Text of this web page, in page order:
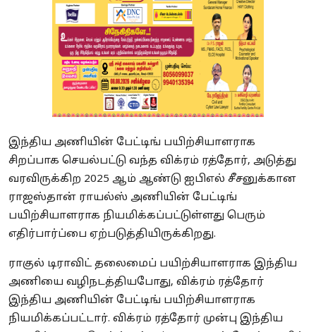
இந்திய அணியின் பேட்டிங் பயிற்சியாளராக
சிறப்பாக செயல்பட்டு வந்த விக்ரம் ரத்தோர், அடுத்து
வரவிருக்கிற 2025 ஆம் ஆண்டு ஐபிஎல் சீசனுக்கான
ராஜஸ்தான் ராயல்ஸ் அணியின் பேட்டிங்
பயிற்சியாளராக நியமிக்கப்பட்டுள்ளது பெரும்
எதிர்பார்ப்பை ஏற்படுத்தியிருக்கிறது.
ராகுல் டிராவிட் தலைமைப் பயிற்சியாளராக இந்திய
அணியை வழிநடத்தியபோது, விக்ரம் ரத்தோர்
இந்திய அணியின் பேட்டிங் பயிற்சியாளராக
நியமிக்கப்பட்டார். விக்ரம் ரத்தோர் முன்பு இந்திய